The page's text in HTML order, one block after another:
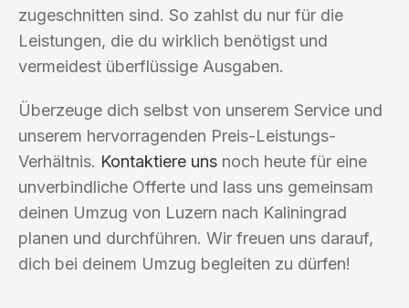
zugeschnitten sind. So zahlst du nur für die
Leistungen, die du wirklich benötigst und
vermeidest überflüssige Ausgaben.
Überzeuge dich selbst von unserem Service und
unserem hervorragenden Preis-Leistungs-
Verhältnis. Kontaktiere uns noch heute für eine
unverbindliche Offerte und lass uns gemeinsam
deinen Umzug von Luzern nach Kaliningrad
planen und durchführen. Wir freuen uns darauf,
dich bei deinem Umzug begleiten zu dürfen!